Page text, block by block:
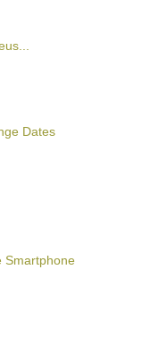
Dates
Smartphone